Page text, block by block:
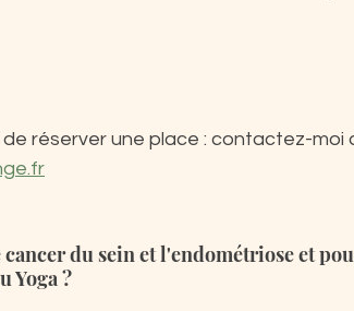
réserver une place : contactez-moi
du sein et l'endométriose et
Yoga ?